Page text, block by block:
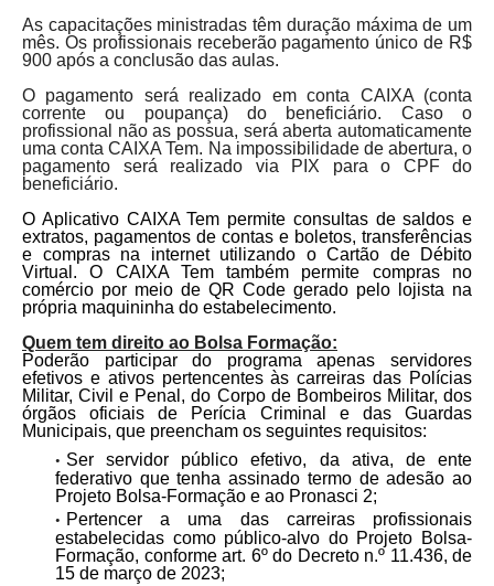
As capacitações ministradas têm duração máxima de um
mês. Os profissionais receberão pagamento único de R$
900 após a conclusão das aulas.
O pagamento será realizado em conta CAIXA (conta
corrente ou poupança) do beneficiário. Caso o
profissional não as possua, será aberta automaticamente
uma conta CAIXA Tem. Na impossibilidade de abertura, o
pagamento será realizado via PIX para o CPF do
beneficiário.
O Aplicativo CAIXA Tem permite consultas de saldos e
extratos, pagamentos de contas e boletos, transferências
e compras na internet utilizando o Cartão de Débito
Virtual. O CAIXA Tem também permite compras no
comércio por meio de QR Code gerado pelo lojista na
própria maquininha do estabelecimento.
Quem tem direito ao Bolsa Formação:
Poderão participar do programa apenas servidores
efetivos e ativos pertencentes às carreiras das Polícias
Militar, Civil e Penal, do Corpo de Bombeiros Militar, dos
órgãos oficiais de Perícia Criminal e das Guardas
Municipais, que preencham os seguintes requisitos:
Ser servidor público efetivo, da ativa, de ente
federativo que tenha assinado termo de adesão ao
Projeto Bolsa-Formação e ao Pronasci 2;
Pertencer a uma das carreiras profissionais
estabelecidas como público-alvo do Projeto Bolsa-
Formação, conforme art. 6º do Decreto n.º 11.436, de
15 de março de 2023;